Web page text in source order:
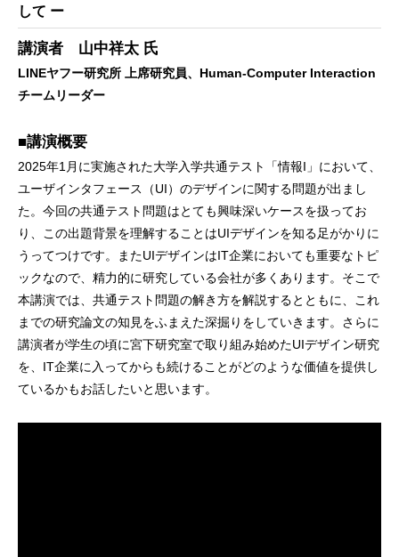
して ー
講演者 山中祥太 氏
LINEヤフー研究所 上席研究員、Human-Computer Interaction
チームリーダー
■講演概要
2025年1月に実施された大学入学共通テスト「情報I」において、
ユーザインタフェース（UI）のデザインに関する問題が出まし
た。今回の共通テスト問題はとても興味深いケースを扱ってお
り、この出題背景を理解することはUIデザインを知る足がかりに
うってつけです。またUIデザインはIT企業においても重要なトピ
ックなので、精力的に研究している会社が多くあります。そこで
本講演では、共通テスト問題の解き方を解説するとともに、これ
までの研究論文の知見をふまえた深掘りをしていきます。さらに
講演者が学生の頃に宮下研究室で取り組み始めたUIデザイン研究
を、IT企業に入ってからも続けることがどのような価値を提供し
ているかもお話したいと思います。